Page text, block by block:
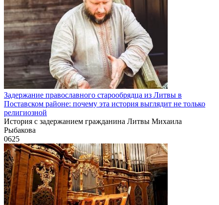
Задержание православного старообрядца из Литвы в
Поставском районе: почему эта история выглядит не только
религиозной
История с задержанием гражданина Литвы Михаила
Рыбакова
0625